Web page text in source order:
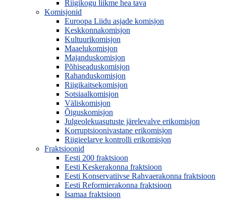
Riigikogu liikme hea tava
Komisjonid
Euroopa Liidu asjade komisjon
Keskkonnakomisjon
Kultuurikomisjon
Maaelukomisjon
Majanduskomisjon
Põhiseaduskomisjon
Rahanduskomisjon
Riigikaitsekomisjon
Sotsiaalkomisjon
Väliskomisjon
Õiguskomisjon
Julgeolekuasutuste järelevalve erikomisjon
Korruptsioonivastane erikomisjon
Riigieelarve kontrolli erikomisjon
Fraktsioonid
Eesti 200 fraktsioon
Eesti Keskerakonna fraktsioon
Eesti Konservatiivse Rahvaerakonna fraktsioon
Eesti Reformierakonna fraktsioon
Isamaa fraktsioon